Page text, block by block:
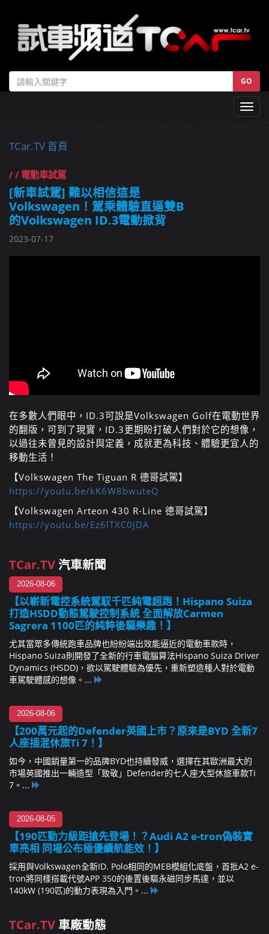
GO
TCar.TV 首頁
/ / 電動車試駕
[新車試駕] 難以相信這是
Volkswagen！駕乘體驗直逼雙B
的Volkswagen ID.3電動掀背
2023-07-17
在多數人們眼中，ID.3可說是Volkswagen Golf在電動世界
的翻版，可到了現實，ID.3更期盼打破人們對於它的想像，
以過往未曾見的設計與定義，成就更為科技、體驗更宜人的
移動生活！
【Volkswagen The Tiguan R 德哥試駕】
https://youtu.be/kK6W8bwuteQ
【Volkswagen Arteon 430 R-Line 德哥試駕】
https://youtu.be/Ez6lTXC0JDA
TCar.TV汽車新聞
2026-08-06
【以嶄新電控系統駕馭千匹純電超跑！Hispano Suiza
打造HSDD動態駕駛控制系統 全面解放Carmen
Sagrera 1100匹的純粹後驅樂趣！】
尤其當眾多傳統跑車品牌也紛紛端出效能逼近的電動車款時，
Hispano Suiza則開發了全新的行車電腦算法Hispano Suiza Driver
Dynamics (HSDD)，欲以駕駛體驗為優先，重新塑造種人對於電動
車駕駛體感的想像。...
2026-08-06
【200萬元起的Defender英國上市？原來是BYD 全新7
人座插混休旅Ti 7！】
如今，中國銷量第一的品牌BYD也持續發威，選擇在其歐洲最大的
市場英國推出一輛造型「致敬」Defender的七人座大型休旅車款Ti
7。...
2026-08-05
【190匹動力級距搶先登場！？Audi A2 e-tron偽裝實
車亮相 同場公布極優續航能效！】
採用與Volkswagen全新ID. Polo相同的MEB模組化底盤，首批A2 e-
tron將同樣搭載代號APP 350的後置後驅永磁同步馬達，並以
140kW (190匹)的動力表現為入門。...
TCar.TV 車廠動態